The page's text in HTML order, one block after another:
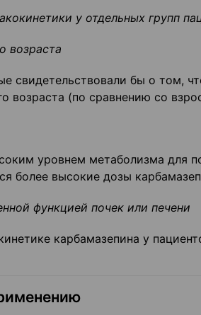
у отдельных групп
возраста
свидетельствовали бы о том,
возраста (по сравнению со
уровнем метаболизма для
более высокие дозы
функцией почек или печени
карбамазепина у